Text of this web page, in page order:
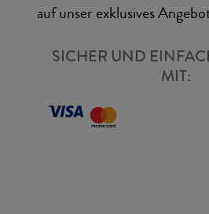
auf unser exklusives
SICHER UND
MIT: